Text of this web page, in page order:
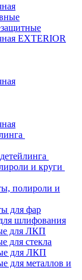
EXTERIOR
и круги
полироли и
для фар
шлифования
для ЛКП
для стекла
для ЛКП
для металлов и